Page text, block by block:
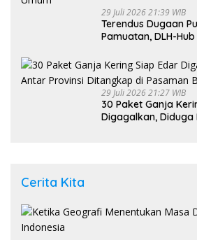
29 Juli 2026 21:39 WIB
Terendus Dugaan
Pamuatan, DLH-
Umum
29 Juli 2026 21:27 WIB
30 Paket Ganja
Digagalkan, Diduga
Cerita Kita